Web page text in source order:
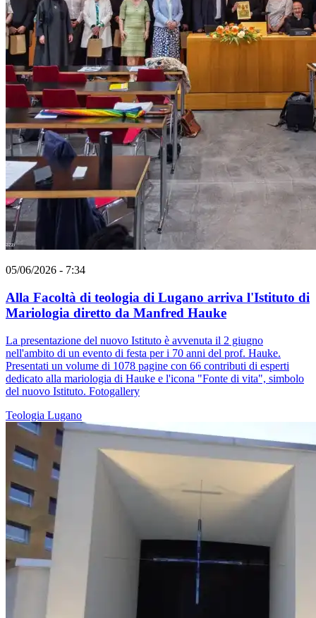
05/06/2026 - 7:34
Alla Facoltà di teologia di Lugano arriva l'Istituto di
Mariologia diretto da Manfred Hauke
La presentazione del nuovo Istituto è avvenuta il 2 giugno
nell'ambito di un evento di festa per i 70 anni del prof. Hauke.
Presentati un volume di 1078 pagine con 66 contributi di esperti
dedicato alla mariologia di Hauke e l'icona "Fonte di vita", simbolo
del nuovo Istituto. Fotogallery
Teologia Lugano